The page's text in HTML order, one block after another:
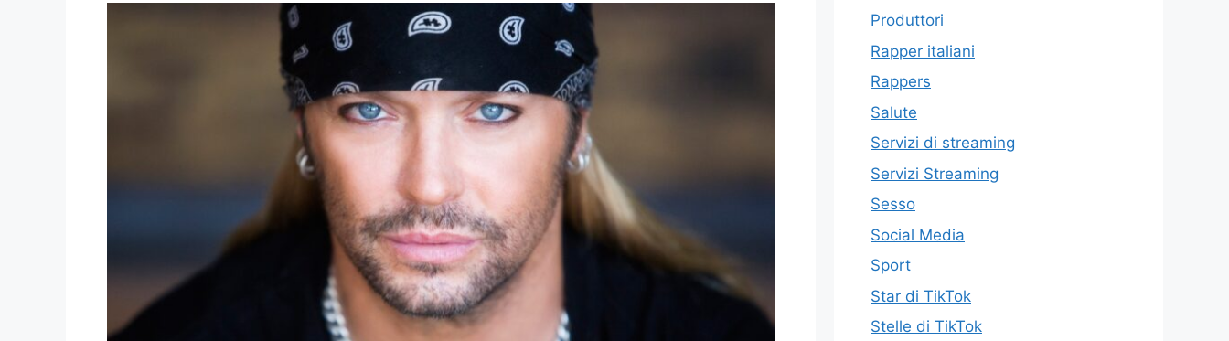
Produttori
Rapper italiani
Rappers
Salute
Servizi di streaming
Servizi Streaming
Sesso
Social Media
Sport
Star di TikTok
Stelle di TikTok